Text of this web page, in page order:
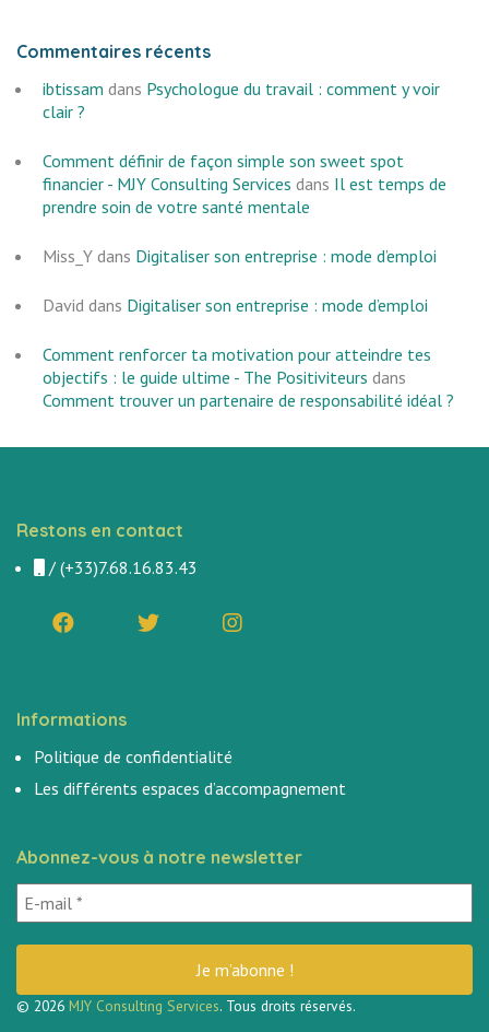
Commentaires récents
ibtissam dans Psychologue du travail : comment y voir
clair ?
Comment définir de façon simple son sweet spot
financier - MJY Consulting Services dans Il est temps de
prendre soin de votre santé mentale
Miss_Y dans Digitaliser son entreprise : mode d’emploi
David dans Digitaliser son entreprise : mode d’emploi
Comment renforcer ta motivation pour atteindre tes
objectifs : le guide ultime - The Positiviteurs dans
Comment trouver un partenaire de responsabilité idéal ?
Restons en contact
/ (+33)7.68.16.83.43
Informations
Politique de confidentialité
Les différents espaces d’accompagnement
Abonnez-vous à notre newsletter
© 2026 MJY Consulting Services. Tous droits réservés.